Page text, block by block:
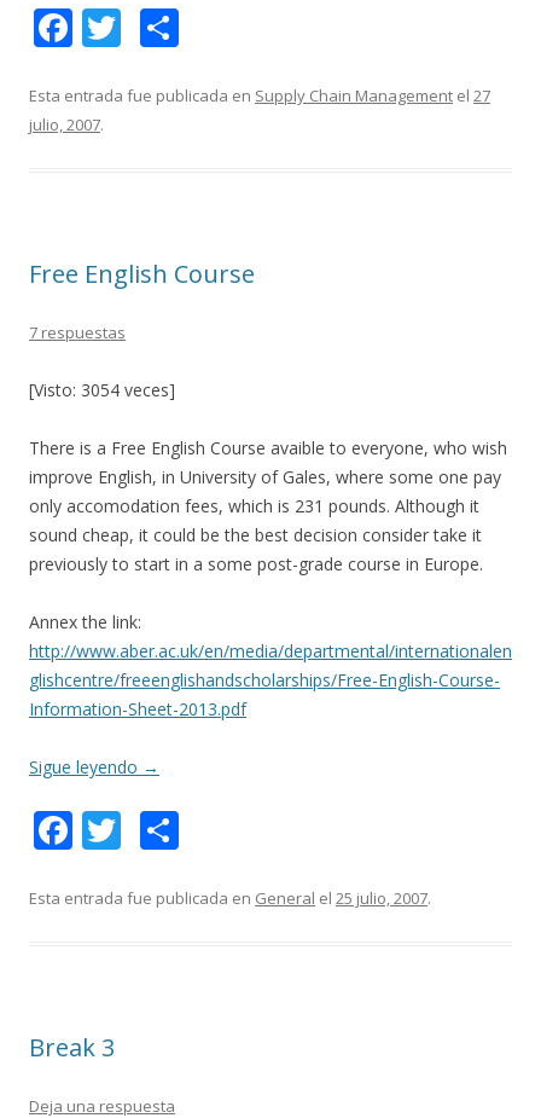
F
e
b
k
T
itt m
r
Esta entrada fue publicada en Supply Chain Management el 27
julio, 2007.
Free English Course
7 respuestas
[Visto: 3054 veces]
There is a Free English Course avaible to everyone, who wish
improve English, in University of Gales, where some one pay
only accomodation fees, which is 231 pounds. Although it
sound cheap, it could be the best decision consider take it
previously to start in a some post-grade course in Europe.
Annex the link:
http://www.aber.ac.uk/en/media/departmental/internationalen
glishcentre/freeenglishandscholarships/Free-English-Course-
Information-Sheet-2013.pdf
Sigue leyendo →
F
e
k
T
itt m
Esta entrada fue publicada en General el 25 julio, 2007.
Break 3
Deja una respuesta